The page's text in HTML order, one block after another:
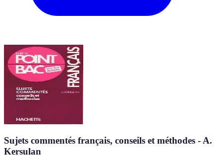
Sujets commentés français, conseils et méthodes - A.
Kersulan